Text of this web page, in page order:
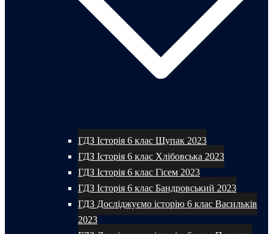
ГДЗ Історія 6 клас Щупак 2023
ГДЗ Історія 6 клас Хлібовська 2023
ГДЗ Історія 6 клас Гісем 2023
ГДЗ Історія 6 клас Бандровський 2023
ГДЗ Досліджуємо історію 6 клас Васильків
2023